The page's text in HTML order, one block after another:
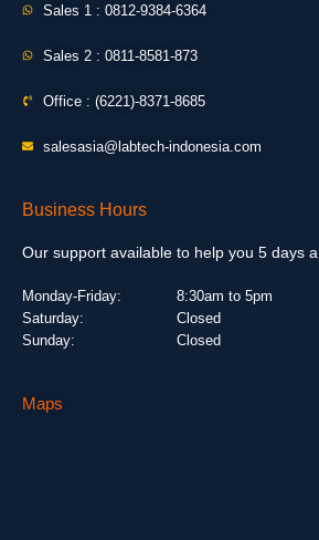
Sales 1 : 0812-9384-6364
Sales 2 : 0811-8581-873
Office : (6221)-8371-8685
salesasia@labtech-indonesia.com
Business Hours
Our support available to help you 5 days a
Monday-Friday:
Saturday:
Sunday:
8:30am to 5pm
Closed
Closed
Maps